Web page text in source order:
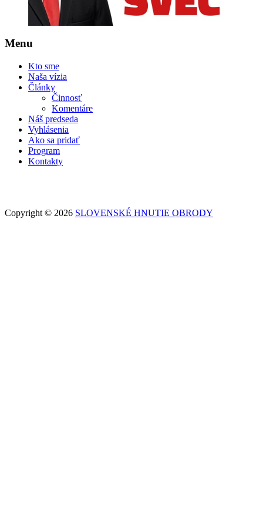
Menu
Kto sme
Naša vízia
Články
Činnosť
Komentáre
Náš predseda
Vyhlásenia
Ako sa pridať
Program
Kontakty
Copyright © 2026 SLOVENSKÉ HNUTIE OBRODY